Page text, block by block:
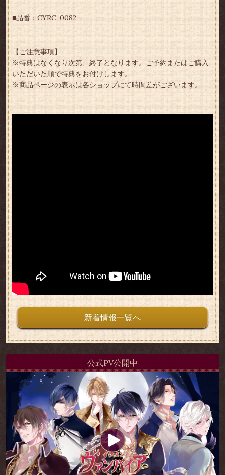
■品番：CYRC-0082
【ご注意事項】
※特典はなくなり次第、終了となります。ご予約またはご購入
いただいた順で特典をお付けします。
※商品ページの表示は各ショップにて時間差がございます。
新着情報一覧へ
公式PV公開中